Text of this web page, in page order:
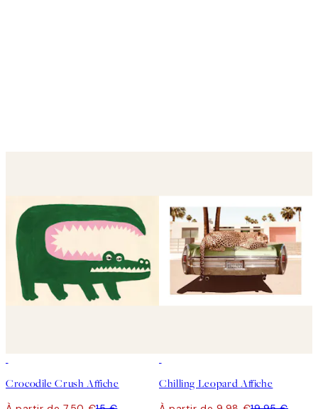
Crocodile Crush Affiche Chilling Leopard Affiche